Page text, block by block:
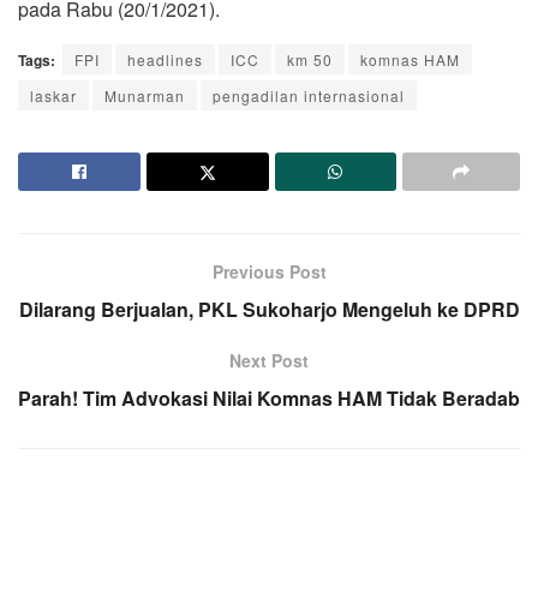
pada Rabu (20/1/2021).
Tags: FPI headlines ICC km 50
komnas HAM
laskar
Munarman pengadilan internasional
Previous Post
Dilarang Berjualan, PKL Sukoharjo Mengeluh ke DPRD
Next Post
Parah! Tim Advokasi Nilai Komnas HAM Tidak Beradab